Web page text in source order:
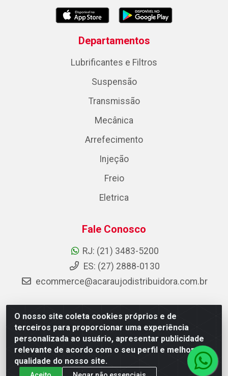
O nosso site coleta cookies próprios e de
terceiros para proporcionar uma experiência
personalizada ao usuário, apresentar publicidade
relevante de acordo com o seu perfil e melhorar a
qualidade do nosso site.
Departamentos
Lubrificantes e Filtros
Suspensão
Transmissão
Mecânica
Arrefecimento
Injeção
Freio
Eletrica
Fale Conosco
RJ: (21) 3483-5200
ES: (27) 2888-0130
ecommerce@acaraujodistribuidora.com.br
AC Araujo Distribuidora - Rua Carneiro de Campos, 42 -
São Cristóvão, Rio de Janeiro/RJ - CEP 20.920-410 -
CNPJ 08.744.753/0003-85